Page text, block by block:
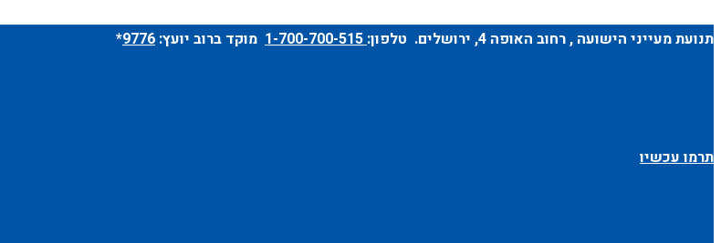
תנועת מעייני הישועה ,רחוב האופה 4 , ירושלים. טלפון: מוקד ברוב יועץ: 9776
*
תרמו עכשיו